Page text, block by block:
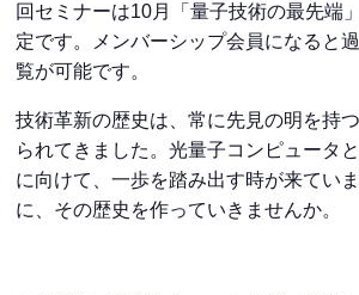
回セミナーは10月「量子技術の最先端
定です。メンバーシップ会員になると
覧が可能です。
技術革新の歴史は、常に先見の明を持
られてきました。光量子コンピュータ
に向けて、一歩を踏み出す時が来てい
に、その歴史を作っていきませんか。